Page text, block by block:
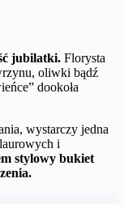
jubilatki. Florysta
oliwki bądź
dookoła
wystarczy jedna
i
stylowy bukiet